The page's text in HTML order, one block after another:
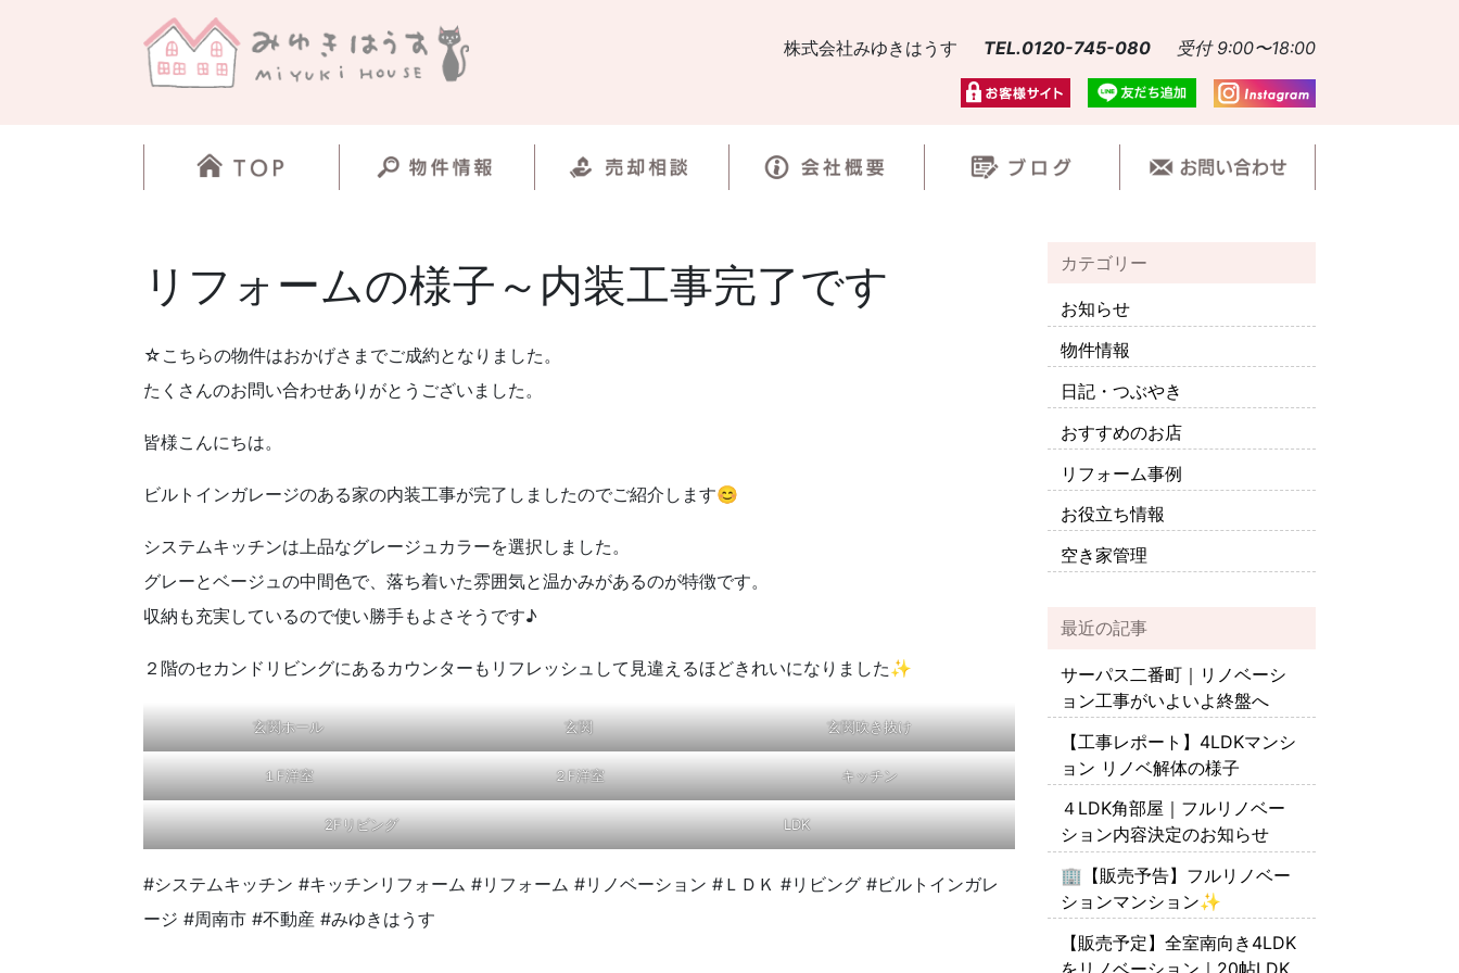
株式会社みゆきはうす TEL.0120-745-080 受付 9:00〜18:00
リフォームの様子～内装工事完了です
☆こちらの物件はおかげさまでご成約となりました。
たくさんのお問い合わせありがとうございました。
皆様こんにちは。
ビルトインガレージのある家の内装工事が完了しましたのでご紹介します😊
システムキッチンは上品なグレージュカラーを選択しました。
グレーとベージュの中間色で、落ち着いた雰囲気と温かみがあるのが特徴です。
収納も充実しているので使い勝手もよさそうです♪
２階のセカンドリビングにあるカウンターもリフレッシュして見違えるほどきれいになりました✨
玄関ホール 玄関 玄関吹き抜け
１F洋室 ２F洋室 キッチン
2Fリビング LDK
#システムキッチン #キッチンリフォーム #リフォーム #リノベーション #ＬＤＫ #リビング #ビルトインガレ
ージ #周南市 #不動産 #みゆきはうす
カテゴリー
お知らせ
物件情報
日記・つぶやき
おすすめのお店
リフォーム事例
お役立ち情報
空き家管理
最近の記事
サーパス二番町｜リノベーシ
ョン工事がいよいよ終盤へ
【工事レポート】4LDKマンシ
ョン リノベ解体の様子
４LDK角部屋｜フルリノベー
ション内容決定のお知らせ
🏢【販売予告】フルリノベー
ションマンション✨
【販売予定】全室南向き4LDK